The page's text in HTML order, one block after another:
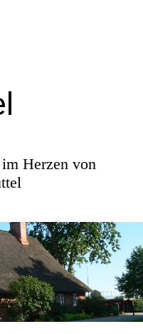
Herzen von